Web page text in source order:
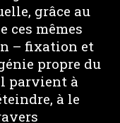
grâce au
ces mêmes
– fixation et
propre du
parvient à
à le